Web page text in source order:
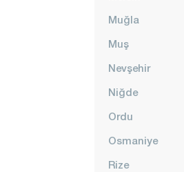
Muğla
Muş
Nevşehir
Niğde
Ordu
Osmaniye
Rize